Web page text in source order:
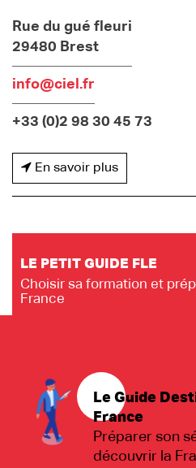
Rue du gué fleuri
29480 Brest
info@ciel.fr
+33 (0)2 98 30 45 73
En savoir plus
LE PETIT GUIDE FLE
Choisir sa formation et
France
Le Guide
France
Préparer son
découvrir la